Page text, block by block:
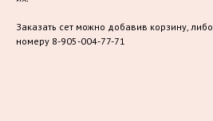
Заказать сет можно добавив корзину,
номеру 8-905-004-77-71